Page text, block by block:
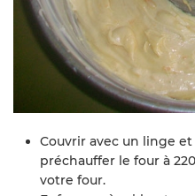
Couvrir avec un linge
préchauffer le four à
votre four.